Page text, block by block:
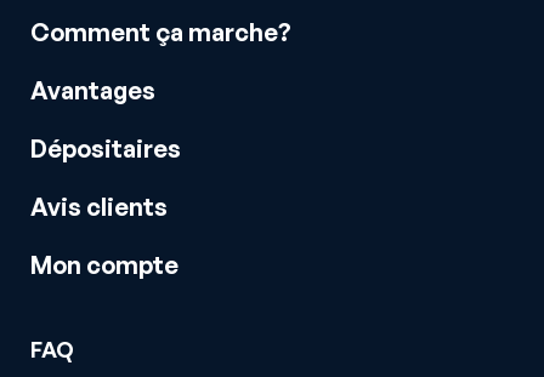
Comment ça marche?
Avantages
Dépositaires
Avis clients
Mon compte
FAQ